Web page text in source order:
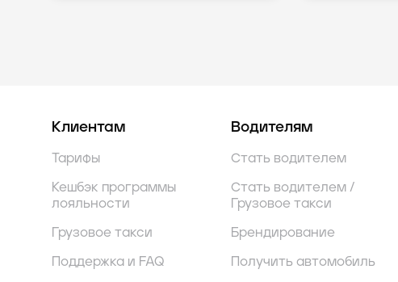
Клиентам
Тарифы
Кешбэк программы
лояльности
Грузовое такси
Поддержка и FAQ
Водителям
Стать водителем
Стать водителем /
Грузовое такси
Брендирование
Получить автомобиль